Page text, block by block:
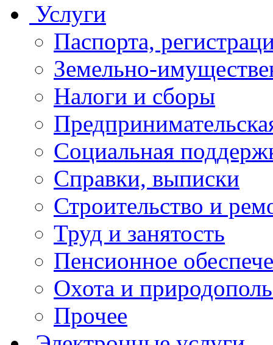
Услуги
Паспорта,
Земельно-
Налоги и сборы
Социальная
Справки, выписки
Строительство и
Труд и занятость
Пенсионное
Охота и
Прочее